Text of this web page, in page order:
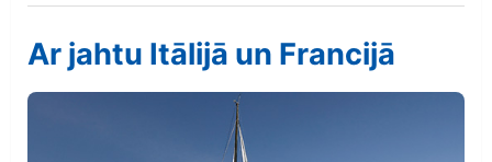
Ar jahtu Itālijā un Francijā